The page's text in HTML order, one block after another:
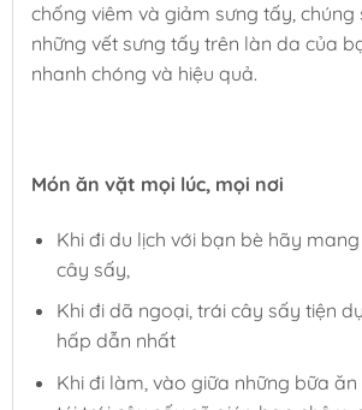
chống viêm và giảm sưng tấy, chúng
những vết sưng tấy trên làn da của
nhanh chóng và hiệu quả.
Món ăn vặt mọi lúc, mọi nơi
Khi đi du lịch với bạn bè hãy
cây sấy,
Khi đi dã ngoại, trái cây sấy tiện
hấp dẫn nhất
Khi đi làm, vào giữa những bữa ăn